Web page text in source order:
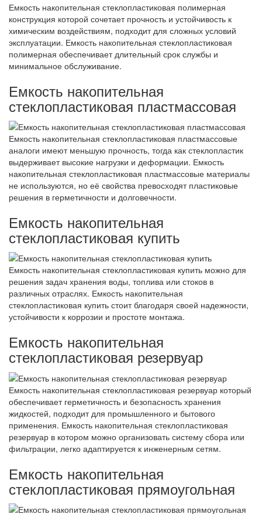
Емкость накопительная стеклопластиковая полимерная
конструкция которой сочетает прочность и устойчивость к
химическим воздействиям, подходит для сложных условий
эксплуатации. Емкость накопительная стеклопластиковая
полимерная обеспечивает длительный срок службы и
минимальное обслуживание.
Емкость накопительная
стеклопластиковая пластмассовая
Емкость накопительная стеклопластиковая пластмассовые
аналоги имеют меньшую прочность, тогда как стеклопластик
выдерживает высокие нагрузки и деформации. Емкость
накопительная стеклопластиковая пластмассовые материалы
не используются, но её свойства превосходят пластиковые
решения в герметичности и долговечности.
Емкость накопительная
стеклопластиковая купить
Емкость накопительная стеклопластиковая купить можно для
решения задач хранения воды, топлива или стоков в
различных отраслях. Емкость накопительная
стеклопластиковая купить стоит благодаря своей надежности,
устойчивости к коррозии и простоте монтажа.
Емкость накопительная
стеклопластиковая резервуар
Емкость накопительная стеклопластиковая резервуар который
обеспечивает герметичность и безопасность хранения
жидкостей, подходит для промышленного и бытового
применения. Емкость накопительная стеклопластиковая
резервуар в котором можно организовать систему сбора или
фильтрации, легко адаптируется к инженерным сетям.
Емкость накопительная
стеклопластиковая прямоугольная